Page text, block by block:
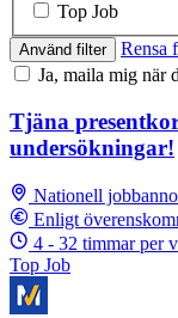
Top Job
Använd filter
Rensa
Ja, maila mig när
Tjäna
undersökningar!
Nationell
Enligt
4 - 32 timmar per
Top Job